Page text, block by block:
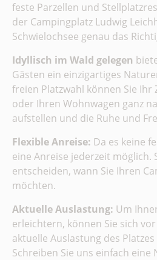
feste Parzellen und
der Campingplatz Ludwig
Schwielochsee genau das
Idyllisch im Wald gelegen
Gästen ein einzigartiges
freien Platzwahl können Sie
oder Ihren Wohnwagen ganz
aufstellen und die Ruhe und
Flexible Anreise: Da es keine
eine Anreise jederzeit möglich.
entscheiden, wann Sie Ihren
möchten.
Aktuelle Auslastung: Um
erleichtern, können Sie sich
aktuelle Auslastung des
Schreiben Sie uns einfach